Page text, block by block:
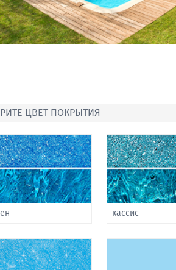
ЦВЕТ ПОКРЫТИЯ
кассис